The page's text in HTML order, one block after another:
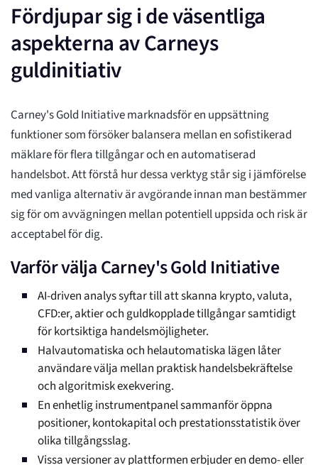
Fördjupar sig i de väsentliga
aspekterna av Carneys
guldinitiativ
Carney's Gold Initiative marknadsför en uppsättning
funktioner som försöker balansera mellan en sofistikerad
mäklare för flera tillgångar och en automatiserad
handelsbot. Att förstå hur dessa verktyg står sig i jämförelse
med vanliga alternativ är avgörande innan man bestämmer
sig för om avvägningen mellan potentiell uppsida och risk är
acceptabel för dig.
Varför välja Carney's Gold Initiative
AI-driven analys syftar till att skanna krypto, valuta,
CFD:er, aktier och guldkopplade tillgångar samtidigt
för kortsiktiga handelsmöjligheter.
Halvautomatiska och helautomatiska lägen låter
användare välja mellan praktisk handelsbekräftelse
och algoritmisk exekvering.
En enhetlig instrumentpanel sammanför öppna
positioner, kontokapital och prestationsstatistik över
olika tillgångsslag.
Vissa versioner av plattformen erbjuder en demo- eller